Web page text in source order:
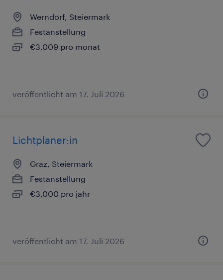
Werndorf, Steiermark
Festanstellung
€3,009 pro monat
veröffentlicht am 17. Juli 2026
Lichtplaner:in
Graz, Steiermark
Festanstellung
€3,000 pro jahr
veröffentlicht am 17. Juli 2026